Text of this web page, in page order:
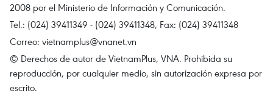
2008 por el Ministerio de Información y Comunicación.
Tel.: (024) 39411349 - (024) 39411348, Fax: (024) 39411348
Correo: vietnamplus@vnanet.vn
© Derechos de autor de VietnamPlus, VNA. Prohibida su
reproducción, por cualquier medio, sin autorización expresa por
escrito.